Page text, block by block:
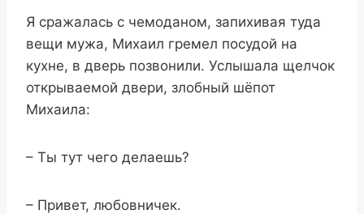
Я сражалась с чемоданом, запихивая туда
вещи мужа, Михаил гремел посудой на
кухне, в дверь позвонили. Услышала щелчок
открываемой двери, злобный шёпот
Михаила:
– Ты тут чего делаешь?
– Привет, любовничек.